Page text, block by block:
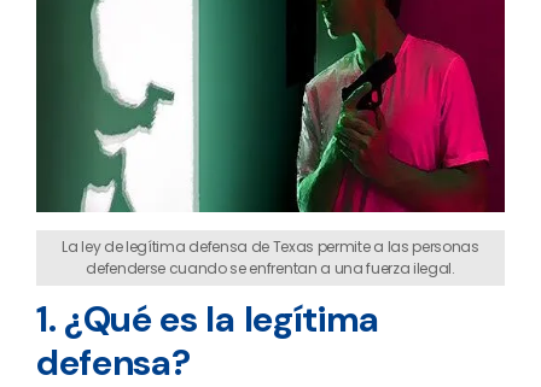
La ley de legítima defensa de Texas permite a las personas
defenderse cuando se enfrentan a una fuerza ilegal.
1. ¿Qué es la legítima
defensa?